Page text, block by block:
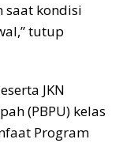
saat kondisi
tutup
JKN
(PBPU) kelas
Program